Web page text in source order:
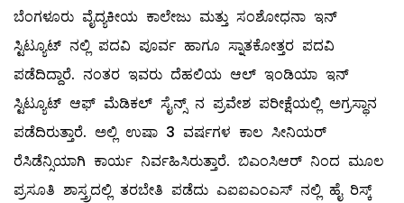
ಬೆಂಗಳೂರು ವೈದ್ಯಕೀಯ ಕಾಲೇಜು ಮತ್ತು ಸಂಶೋಧನಾ ಇನ್‌
ಸ್ಟಿಟ್ಯೂಟ್‌ ನಲ್ಲಿ ಪದವಿ ಪೂರ್ವ ಹಾಗೂ ಸ್ನಾತಕೋತ್ತರ ಪದವಿ
ಪಡೆದಿದ್ದಾರೆ. ನಂತರ ಇವರು ದೆಹಲಿಯ ಆಲ್ ಇಂಡಿಯಾ ಇನ್‌
ಸ್ಟಿಟ್ಯೂಟ್‌ ಆಫ್‌ ಮೆಡಿಕಲ್ ಸೈನ್ಸ್ ನ ಪ್ರವೇಶ ಪರೀಕ್ಷೆಯಲ್ಲಿ ಅಗ್ರಸ್ಥಾನ
ಪಡೆದಿರುತ್ತಾರೆ. ಅಲ್ಲಿ ಉಷಾ 3 ವರ್ಷಗಳ ಕಾಲ ಸೀನಿಯರ್‌
ರೆಸಿಡೆನ್ಸಿಯಾಗಿ ಕಾರ್ಯ ನಿರ್ವಹಿಸಿರುತ್ತಾರೆ. ಬಿಎಂಸಿಆರ್‌ ನಿಂದ ಮೂಲ
ಪ್ರಸೂತಿ ಶಾಸ್ತ್ರದಲ್ಲಿ ತರಬೇತಿ ಪಡೆದು ಎಐಐಎಂಎಸ್‌ ನಲ್ಲಿ ಹೈ ರಿಸ್ಕ್